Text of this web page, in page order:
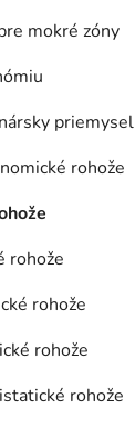
mokré zóny
priemysel
rohože
rohože
rohože
rohože
rohože